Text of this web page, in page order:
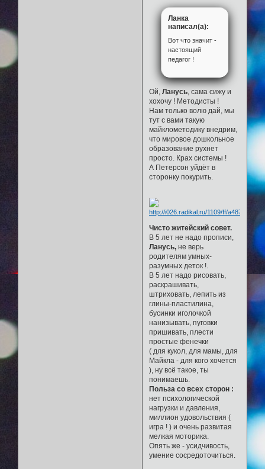
Ланка
написал(а):
Вот что значит -
настоящий
педагог !
Ой,Ланусь , сама сижу и
хохочу ! Методисты !
Нам только волю дай, мы
тут с вами такую
майклометодику внедрим,
что мировое дошкольное
образование рухнет
просто. Крах системы !
А Петерсон уйдёт в
сторонку покурить.
Чисто житейский совет.
В 5 лет не надо прописи,
Ланусь, не верь
родителям умных-
разумных деток !.
В 5 лет надо рисовать,
раскрашивать,
штриховать, лепить из
глины-пластилина,
бусинки иголочкой
нанизывать, пуговки
пришивать, плести
простые фенечки
( для кукол, для мамы, для
Майкла - для кого хочется
), ну всё такое, ты
понимаешь.
Польза со всех сторон :
нет психологической
нагрузки и давления,
миллион удовольствия (
игра ! ) и очень развитая
мелкая моторика.
Опять же - усидчивость,
умение сосредоточиться.